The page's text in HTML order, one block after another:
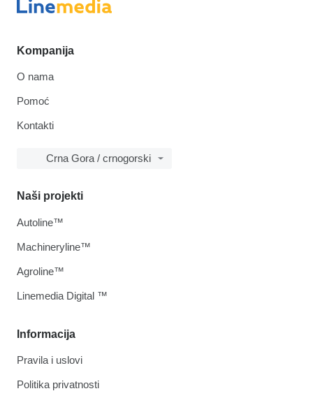
Kompanija
O nama
Pomoć
Kontakti
Crna Gora / crnogorski
Informacija
Pravila i uslovi
Politika privatnosti
Naši projekti
Autoline™
Machineryline™
Agroline™
Linemedia Digital ™